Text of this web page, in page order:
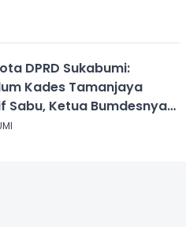
DPRD Sukabumi:
Kades Tamanjaya
Sabu, Ketua Bumdesnya
Dugaan Narkoba